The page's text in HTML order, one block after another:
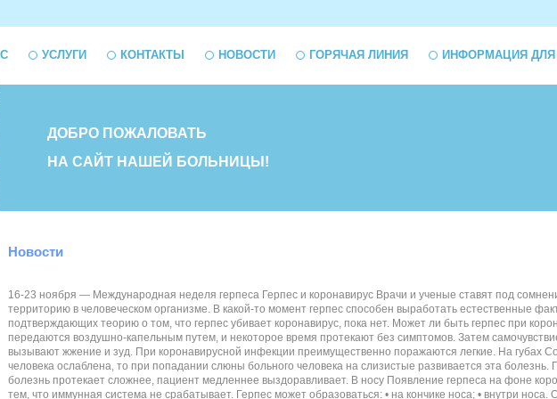
УСЛУГИ КОНТАКТЫ НОВОСТИ ГОРЯЧАЯ ЛИНИЯ ИНФОРМАЦИЯ
ДОБРО ПОЖАЛОВАТЬ
НА САЙТ НАШЕЙ БОЛЬНИЦЫ!
Новости
16-23 ноября — Международная неделя герпеса Герпес и коронавирус Врачи и ученые ставят под
территорию в человеческом организме. В какой-то момент герпес способен выработать естественные
подтверждающих теорию о том, что герпес убивает коронавирус, пока нет. Может ли быть герпес при
передаются воздушно-капельным путем, и некоторое время протекают без симптомов. Затем
вызывают жжение и зуд. При коронавирусной инфекции преимущественно поражаются легкие. На губах
человека ослаблена, то при попадании слюны больного человека на слизистые развивается эта
болезнь протекает сложнее, пациент медленнее выздоравливает. В носу Появление герпеса на фоне
тем, что иммунная система не срабатывает. Герпес может образоваться: • на кончике носа; • внутри